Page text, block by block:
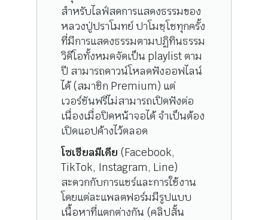
สำหรับไลฟ์สดการแสดงธรรมของ
หลวงปู่ปราโมทย์ ปาโมชฺโชทุกครั้ง
ที่มีการแสดงธรรมตามปฏิทินธรรม
วิดีโอทั้งหมดจัดเป็น playlist ตาม
ปี สามารถดาวน์โหลดฟังออฟไลน์
ได้ (สมาชิก Premium) แต่
เวอร์ชันฟรีไม่สามารถเปิดฟังต่อ
เนื่องเมื่อปิดหน้าจอได้ จำเป็นต้อง
เปิดแอปค้างไว้ตลอด
โซเชียลมีเดีย (Facebook,
TikTok, Instagram, Line)
สะดวกกับการแชร์และการใช้งาน
โดยแต่ละแพลตฟอร์มมีรูปแบบ
เนื้อหาที่แตกต่างกัน (คลิปสั้น